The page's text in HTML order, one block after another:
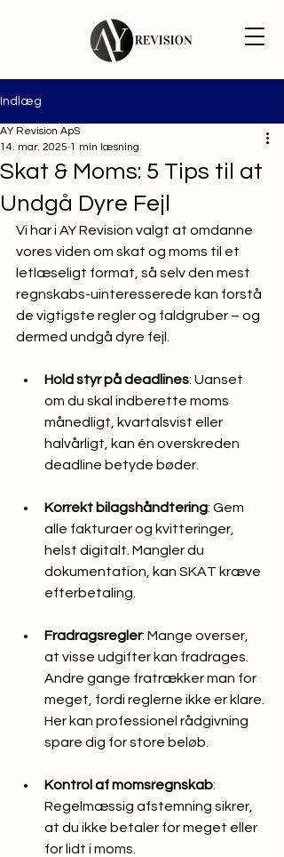
Indlæg
Skat & Moms: 5 Tips til at
Undgå Dyre Fejl
AY Revision ApS
14. mar. 2025 1 min læsning
Vi har i AY Revision valgt at omdanne
vores viden om skat og moms til et
letlæseligt format, så selv den mest
regnskabs-uinteresserede kan forstå
de vigtigste regler og faldgruber – og
dermed undgå dyre fejl.
Hold styr på deadlines: Uanset
om du skal indberette moms
månedligt, kvartalsvist eller
halvårligt, kan én overskreden
deadline betyde bøder.
Korrekt bilagshåndtering: Gem
alle fakturaer og kvitteringer,
helst digitalt. Mangler du
dokumentation, kan SKAT kræve
efterbetaling.
Fradragsregler: Mange overser,
at visse udgifter kan fradrages.
Andre gange fratrækker man for
meget, fordi reglerne ikke er klare.
Her kan professionel rådgivning
spare dig for store beløb.
Kontrol af momsregnskab:
Regelmæssig afstemning sikrer,
at du ikke betaler for meget eller
for lidt i moms.